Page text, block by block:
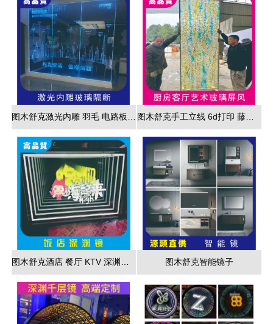
图木舒克激光内雕 羽毛 电路板 3d效果展现 图木舒克手工立线 6d打印 藤编夹胶 新款 厂家直销
图木舒克智能镜子